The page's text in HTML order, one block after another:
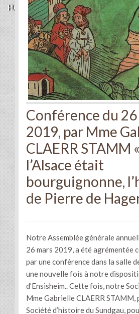
HAGENBACH »
Conférence du 26
2019, par Mme
CLAERR STAMM
l’Alsace était
bourguignonne,
de Pierre de
Notre Assemblée générale
26 mars 2019, a été agrémentée
par une conférence dans la salle
une nouvelle fois à notre
d’Ensisheim.. Cette fois, notre
Mme Gabrielle CLAERR STAMM,
Société d’histoire du Sundgau,